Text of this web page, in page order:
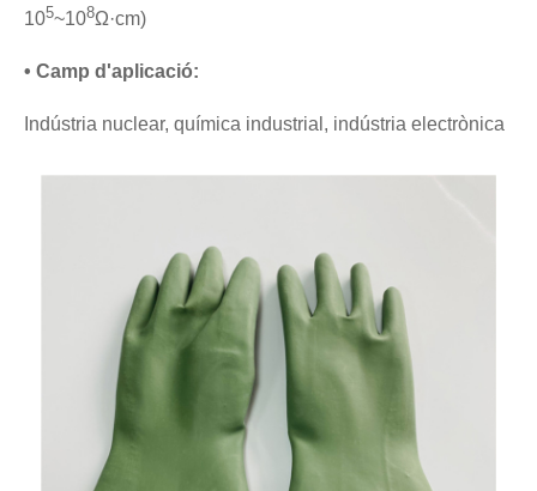
105~108Ω·cm)
• Camp d'aplicació:
Indústria nuclear, química industrial, indústria electrònica